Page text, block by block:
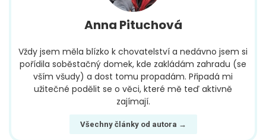
Anna Pituchová
Vždy jsem měla blízko k chovatelství a nedávno jsem si
pořídila soběstačný domek, kde zakládám zahradu (se
vším všudy) a dost tomu propadám. Připadá mi
užitečné podělit se o věci, které mě teď aktivně
zajímají.
Všechny články od autora →